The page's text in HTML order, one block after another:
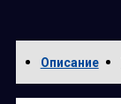
Описание